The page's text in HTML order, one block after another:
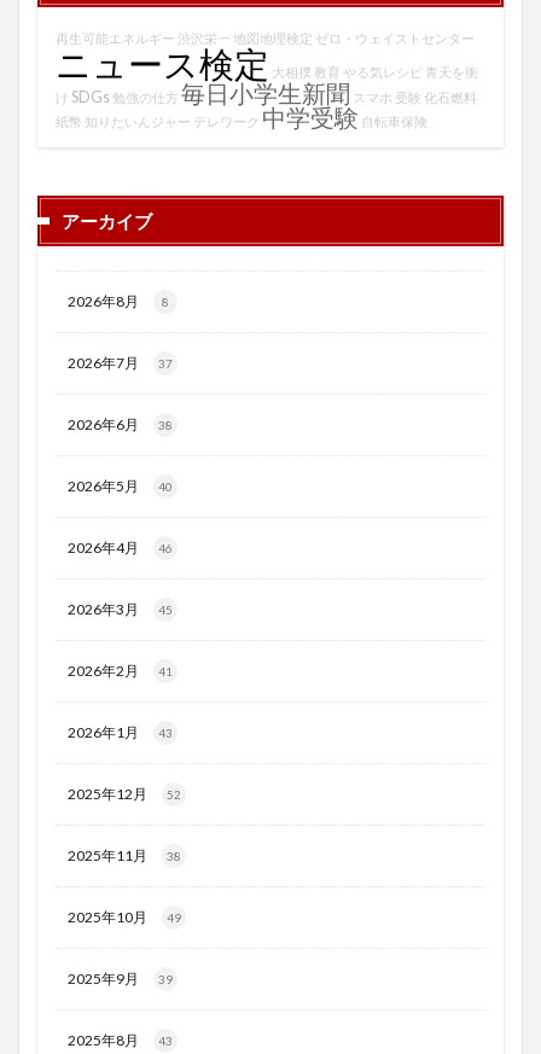
再生可能エネルギー 渋沢栄一 地図地理検定 ゼロ・ウェイストセンター
ニュース検定 大相撲 教育 やる気レシピ 青天を衝
け SDGs 勉強の仕方 毎日小学生新聞 スマホ 受験 化石燃料
紙幣 知りたいんジャー テレワーク 中学受験 自転車保険
アーカイブ
2026年8月 8
2026年7月 37
2026年6月 38
2026年5月 40
2026年4月 46
2026年3月 45
2026年2月 41
2026年1月 43
2025年12月 52
2025年11月 38
2025年10月 49
2025年9月 39
2025年8月 43